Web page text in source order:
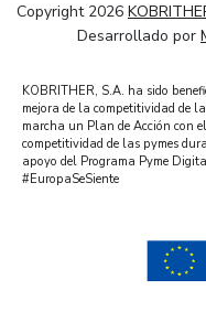
Copyright 2026
Desarrollado por
KOBRITHER, S.A. ha sido
mejora de la competitividad de
marcha un Plan de Acción con
competitividad de las pymes
apoyo del Programa Pyme
#EuropaSeSiente